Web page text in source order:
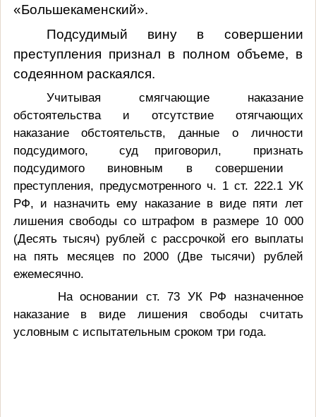
«Большекаменский».
Подсудимый вину в совершении
преступления признал в полном объеме, в
содеянном раскаялся.
Учитывая смягчающие наказание
обстоятельства и отсутствие отягчающих
наказание обстоятельств, данные о личности
подсудимого,
суд приговорил,
признать
подсудимого виновным в совершении
преступления, предусмотренного ч. 1 ст. 222.1 УК
РФ, и назначить ему наказание в виде пяти лет
лишения свободы со штрафом в размере 10 000
(Десять тысяч) рублей с рассрочкой его выплаты
на пять месяцев по 2000 (Две тысячи) рублей
ежемесячно.
На основании ст. 73 УК РФ назначенное
наказание в виде лишения свободы считать
условным с испытательным сроком три года.